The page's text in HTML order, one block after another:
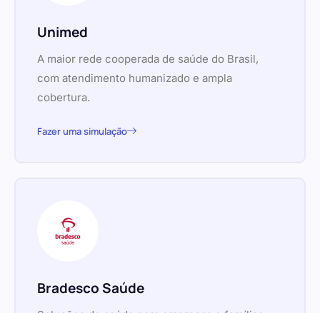
Unimed
A maior rede cooperada de saúde do Brasil,
com atendimento humanizado e ampla
cobertura.
Fazer uma simulação
Bradesco Saúde